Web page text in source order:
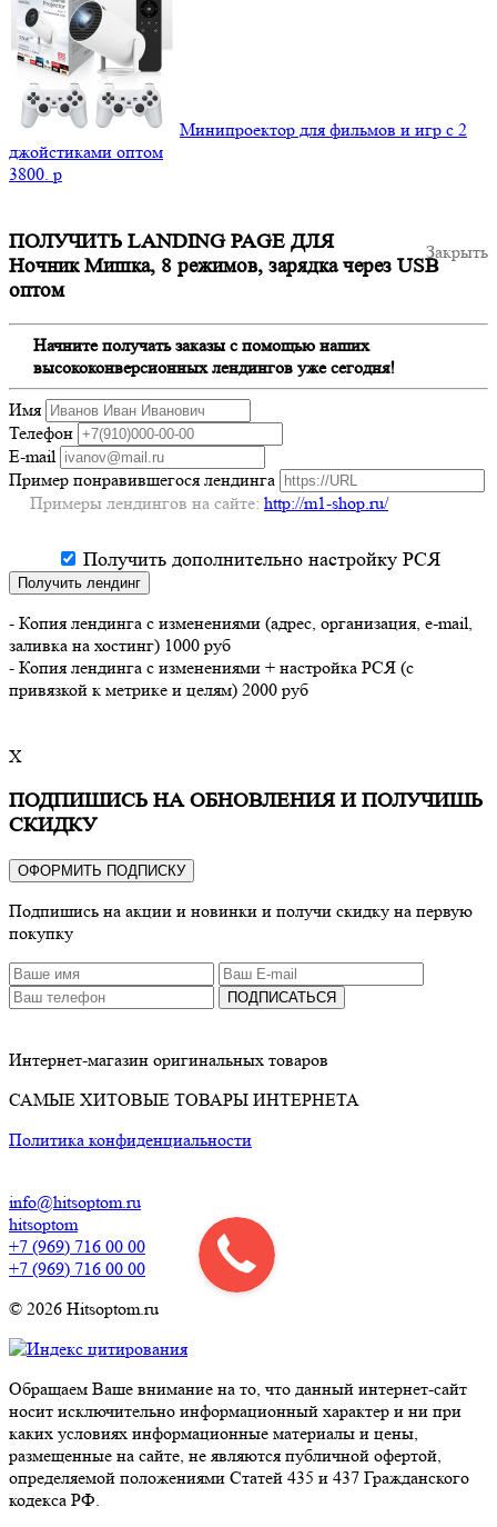
Минипроектор для фильмов и игр с 2
джойстиками оптом
3800. p
Закрыть
ПОЛУЧИТЬ LANDING PAGE ДЛЯ
Ночник Мишка, 8 режимов, зарядка через USB
оптом
Начните получать заказы с помощью наших
высококонверсионных лендингов уже сегодня!
Имя
Телефон
E-mail
Пример понравившегося лендинга
Примеры лендингов на сайте: http://m1-shop.ru/
Получить дополнительно настройку РСЯ
Получить лендинг
- Копия лендинга с изменениями (адрес, организация, e-mail,
заливка на хостинг) 1000 руб
- Копия лендинга с изменениями + настройка РСЯ (с
привязкой к метрике и целям) 2000 руб
X
ПОДПИШИСЬ НА ОБНОВЛЕНИЯ И ПОЛУЧИШЬ
СКИДКУ
ОФОРМИТЬ ПОДПИСКУ
Подпишись на акции и новинки и получи скидку на первую
покупку
ПОДПИСАТЬСЯ
Интернет-магазин оригинальных товаров
САМЫЕ ХИТОВЫЕ ТОВАРЫ ИНТЕРНЕТА
Политика конфиденциальности
info@hitsoptom.ru
hitsoptom
+7 (969) 716 00 00
+7 (969) 716 00 00
© 2026 Hitsoptom.ru
Обращаем Ваше внимание на то, что данный интернет-сайт
носит исключительно информационный характер и ни при
каких условиях информационные материалы и цены,
размещенные на сайте, не являются публичной офертой,
определяемой положениями Статей 435 и 437 Гражданского
кодекса РФ.